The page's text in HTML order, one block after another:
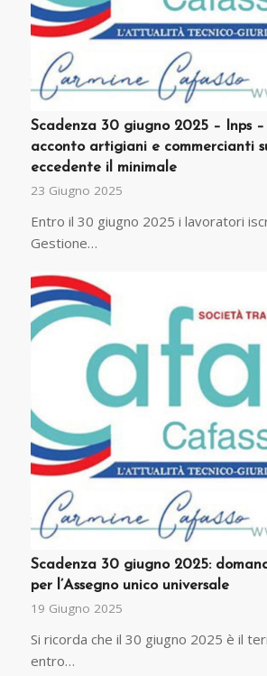
Scadenza 30 giugno 2025 – Inps –
acconto artigiani e commercianti
eccedente il minimale
23 Giugno 2025
Entro il 30 giugno 2025 i lavoratori
Gestione…
Scadenza 30 giugno 2025:
per l’Assegno unico universale
19 Giugno 2025
Si ricorda che il 30 giugno 2025 è il
entro…